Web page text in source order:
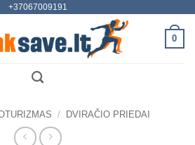
+37067009191
0
/ DVIRAČIO PRIEDAI